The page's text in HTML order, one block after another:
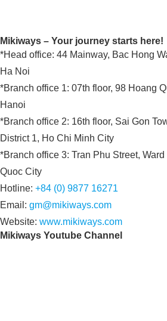
Mikiways – Your journey starts here!
*Head office: 44 Mainway, Bac Hong
Ha Noi
*Branch office 1: 07th floor, 98 Hoang
Hanoi
*Branch office 2: 16th floor, Sai Gon
District 1, Ho Chi Minh City
*Branch office 3: Tran Phu Street,
Quoc City
Hotline: +84 (0) 9877 16271
Email: gm@mikiways.com
Website: www.mikiways.com
Mikiways Youtube Channel